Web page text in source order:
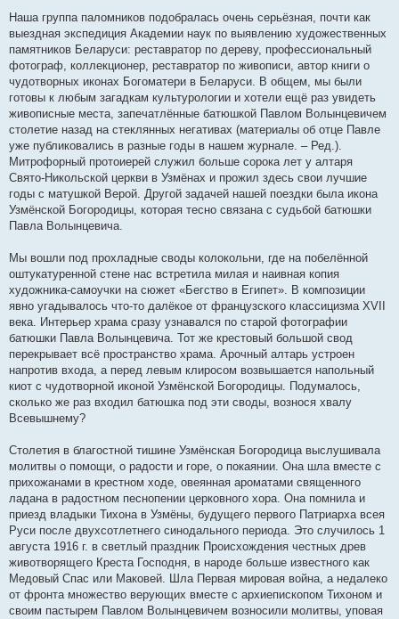
Наша группа паломников подобралась очень серьёзная, почти как
выездная экспедиция Академии наук по выявлению художественных
памятников Беларуси: реставратор по дереву, профессиональный
фотограф, коллекционер, реставратор по живописи, автор книги о
чудотворных иконах Богоматери в Беларуси. В общем, мы были
готовы к любым загадкам культурологии и хотели ещё раз увидеть
живописные места, запечатлённые батюшкой Павлом Волынцевичем
столетие назад на стеклянных негативах (материалы об отце Павле
уже публиковались в разные годы в нашем журнале. – Ред.).
Митрофорный протоиерей служил больше сорока лет у алтаря
Свято-Никольской церкви в Узмёнах и прожил здесь свои лучшие
годы с матушкой Верой. Другой задачей нашей поездки была икона
Узмёнской Богородицы, которая тесно связана с судьбой батюшки
Павла Волынцевича.
Мы вошли под прохладные своды колокольни, где на побелённой
оштукатуренной стене нас встретила милая и наивная копия
художника-самоучки на сюжет «Бегство в Египет». В композиции
явно угадывалось что-то далёкое от французского классицизма XVII
века. Интерьер храма сразу узнавался по старой фотографии
батюшки Павла Волынцевича. Тот же крестовый большой свод
перекрывает всё пространство храма. Арочный алтарь устроен
напротив входа, а перед левым клиросом возвышается напольный
киот с чудотворной иконой Узмёнской Богородицы. Подумалось,
сколько же раз входил батюшка под эти своды, вознося хвалу
Всевышнему?
Столетия в благостной тишине Узмёнская Богородица выслушивала
молитвы о помощи, о радости и горе, о покаянии. Она шла вместе с
прихожанами в крестном ходе, овеянная ароматами священного
ладана в радостном песнопении церковного хора. Она помнила и
приезд владыки Тихона в Узмёны, будущего первого Патриарха всея
Руси после двухсотлетнего синодального периода. Это случилось 1
августа 1916 г. в светлый праздник Происхождения честных древ
животворящего Креста Господня, в народе больше известного как
Медовый Спас или Маковей. Шла Первая мировая война, а недалеко
от фронта множество верующих вместе с архиепископом Тихоном и
своим пастырем Павлом Волынцевичем возносили молитвы, уповая